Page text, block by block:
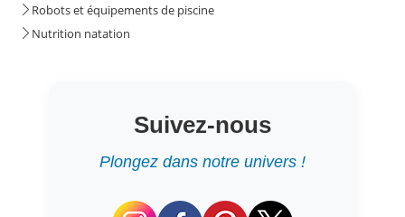
Robots et équipements de piscine
Nutrition natation
Suivez-nous
Plongez dans notre univers !